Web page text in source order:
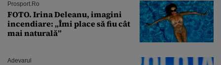
Prosport.ro
FOTO. Irina Deleanu, imagini
incendiare: „Îmi place să fiu cât
mai naturală”
Adevarul